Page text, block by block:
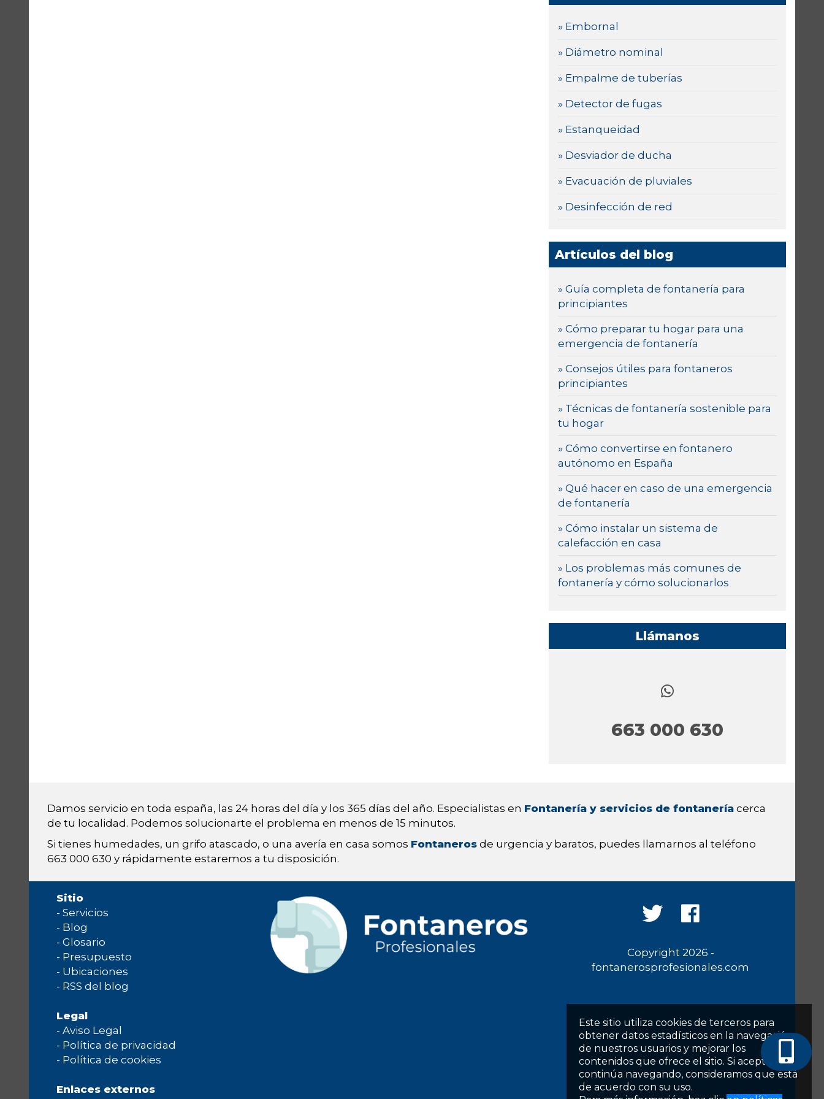
Este sitio utiliza cookies de terceros para
obtener datos estadísticos en la navegación
de nuestros usuarios y mejorar los
contenidos que ofrece el sitio. Si acepta o
continúa navegando, consideramos que está
de acuerdo con su uso.
» Embornal
» Diámetro nominal
» Empalme de tuberías
» Detector de fugas
» Estanqueidad
» Desviador de ducha
» Evacuación de pluviales
» Desinfección de red
Artículos del blog
» Guía completa de fontanería para
principiantes
» Cómo preparar tu hogar para una
emergencia de fontanería
» Consejos útiles para fontaneros
principiantes
» Técnicas de fontanería sostenible para
tu hogar
» Cómo convertirse en fontanero
autónomo en España
» Qué hacer en caso de una emergencia
de fontanería
» Cómo instalar un sistema de
calefacción en casa
» Los problemas más comunes de
fontanería y cómo solucionarlos
Llámanos
663 000 630
Damos servicio en toda españa, las 24 horas del día y los 365 días del año. Especialistas en Fontanería y servicios de fontanería cerca
de tu localidad. Podemos solucionarte el problema en menos de 15 minutos.
Si tienes humedades, un grifo atascado, o una avería en casa somos Fontaneros de urgencia y baratos, puedes llamarnos al teléfono
663 000 630 y rápidamente estaremos a tu disposición.
Sitio
- Servicios
- Blog
- Glosario
- Presupuesto
- Ubicaciones
- RSS del blog
Legal
- Aviso Legal
- Política de privacidad
- Política de cookies
Enlaces externos
Copyright 2026 -
fontanerosprofesionales.com